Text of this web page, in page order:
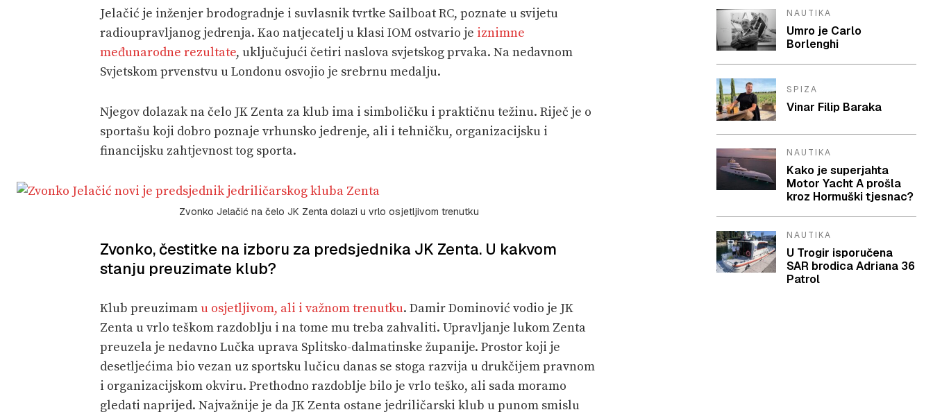
Jelačić je inženjer brodogradnje i suvlasnik tvrtke Sailboat RC, poznate u svijetu
radioupravljanog jedrenja. Kao natjecatelj u klasi IOM ostvario je iznimne
međunarodne rezultate, uključujući četiri naslova svjetskog prvaka. Na nedavnom
Svjetskom prvenstvu u Londonu osvojio je srebrnu medalju.
Njegov dolazak na čelo JK Zenta za klub ima i simboličku i praktičnu težinu. Riječ je o
sportašu koji dobro poznaje vrhunsko jedrenje, ali i tehničku, organizacijsku i
financijsku zahtjevnost tog sporta.
Zvonko Jelačić na čelo JK Zenta dolazi u vrlo osjetljivom trenutku
Zvonko, čestitke na izboru za predsjednika JK Zenta. U kakvom
stanju preuzimate klub?
Klub preuzimam u osjetljivom, ali i važnom trenutku. Damir Dominović vodio je JK
Zenta u vrlo teškom razdoblju i na tome mu treba zahvaliti. Upravljanje lukom Zenta
preuzela je nedavno Lučka uprava Splitsko-dalmatinske županije. Prostor koji je
desetljećima bio vezan uz sportsku lučicu danas se stoga razvija u drukčijem pravnom
i organizacijskom okviru. Prethodno razdoblje bilo je vrlo teško, ali sada moramo
gledati naprijed. Najvažnije je da JK Zenta ostane jedriličarski klub u punom smislu
NAUTIKA
Umro je Carlo
Borlenghi
SPIZA
Vinar Filip Baraka
NAUTIKA
Kako je superjahta
Motor Yacht A prošla
kroz Hormuški tjesnac?
NAUTIKA
U Trogir isporučena
SAR brodica Adriana 36
Patrol